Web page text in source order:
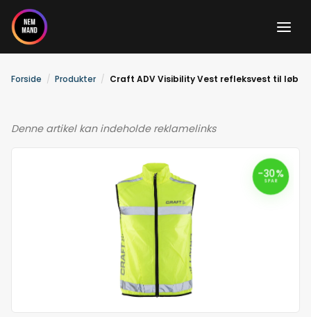
Gå
indholdet
Forside Produkter Craft ADV Visibility Vest refleksvest til løb
Denne artikel kan indeholde reklamelinks
-30%
SPAR